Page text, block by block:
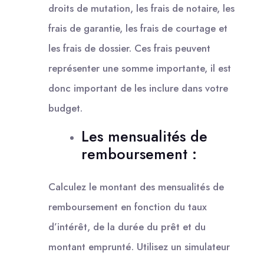
droits de mutation, les frais de notaire, les
frais de garantie, les frais de courtage et
les frais de dossier. Ces frais peuvent
représenter une somme importante, il est
donc important de les inclure dans votre
budget.
Les mensualités de
remboursement :
Calculez le montant des mensualités de
remboursement en fonction du taux
d’intérêt, de la durée du prêt et du
montant emprunté. Utilisez un simulateur